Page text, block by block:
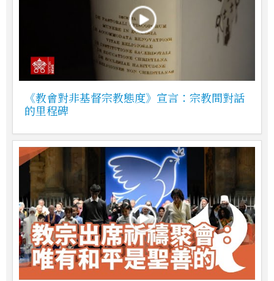
《教會對非基督宗教態度》宣言：宗教間對話
的里程碑